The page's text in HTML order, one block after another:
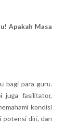
Apakah Masa
bagi para guru.
juga fasilitator,
kondisi
potensi diri, dan